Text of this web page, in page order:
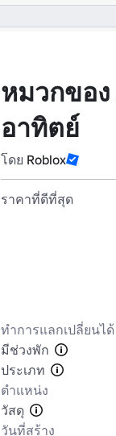
หมวกขอ
อาทิตย์
โดย Roblox
ราคาที่ดีที่สุด
ทำการแลกเปลี่ยนได้
มีช่วงพัก
ประเภท
ตำแหน่ง
วัสดุ
วันที่สร้าง